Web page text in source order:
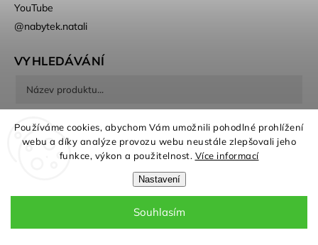
Používáme cookies, abychom Vám umožnili pohodlné prohlížení
webu a díky analýze provozu webu neustále zlepšovali jeho
funkce, výkon a použitelnost. Více informací
Nastavení
Souhlasím
YouTube
@nabytek.natali
VYHLEDÁVÁNÍ
Hledat